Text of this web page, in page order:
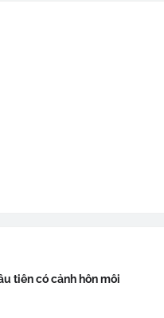
tiên có cảnh hôn môi